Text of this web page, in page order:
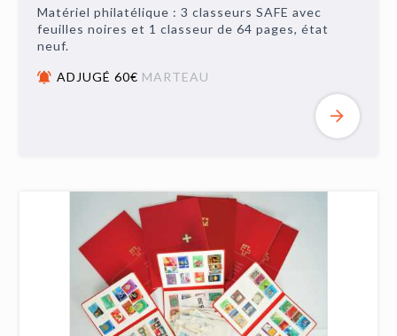
Matériel philatélique : 3 classeurs SAFE avec
feuilles noires et 1 classeur de 64 pages, état
neuf.
ADJUGÉ 60€ MARTEAU